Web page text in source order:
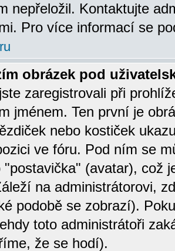
nepřeložil. Kontaktujte
Pro více informací se
obrázek pod
zaregistrovali při
jménem. Ten první je
nebo kostiček
ve fóru. Pod ním se
"postavička" (avatar), což
na administrátorovi,
podobě se zobrazí).
toto administrátoři
že se hodí).